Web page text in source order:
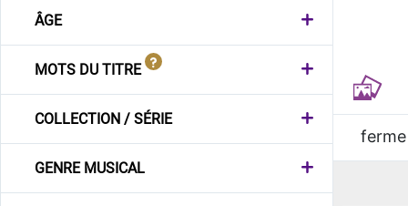
ÂGE
MOTS DU TITRE
COLLECTION / SÉRIE
GENRE MUSICAL
ferme